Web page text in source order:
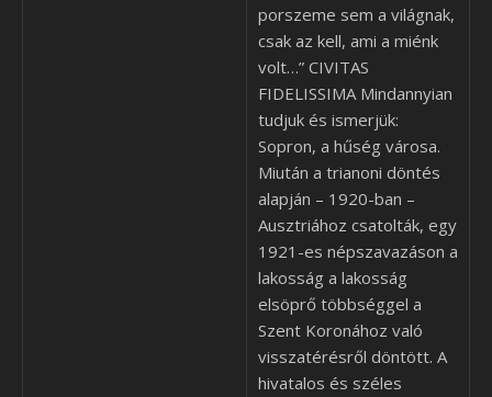
porszeme sem a világnak,
csak az kell, ami a miénk
volt…” CIVITAS
FIDELISSIMA Mindannyian
tudjuk és ismerjük:
Sopron, a hűség városa.
Miután a trianoni döntés
alapján – 1920-ban –
Ausztriához csatolták, egy
1921-es népszavazáson a
lakosság a lakosság
elsöprő többséggel a
Szent Koronához való
visszatérésről döntött. A
hivatalos és széles